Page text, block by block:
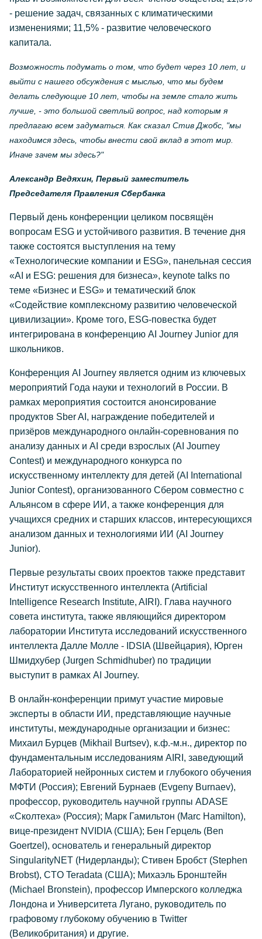
- решение задач, связанных с климатическими
изменениями; 11,5% - развитие человеческого
капитала.
Возможность подумать о том, что будет через 10 лет, и
выйти с нашего обсуждения с мыслью, что мы будем
делать следующие 10 лет, чтобы на земле стало жить
лучше, - это большой светлый вопрос, над которым я
предлагаю всем задуматься. Как сказал Стив Джобс, "мы
находимся здесь, чтобы внести свой вклад в этот мир.
Иначе зачем мы здесь?"
Александр Ведяхин, Первый заместитель
Председателя Правления Сбербанка
Первый день конференции целиком посвящён
вопросам ESG и устойчивого развития. В течение дня
также состоятся выступления на тему
«Технологические компании и ESG», панельная сессия
«AI и ESG: решения для бизнеса», keynote talks по
теме «Бизнес и ESG» и тематический блок
«Содействие комплексному развитию человеческой
цивилизации». Кроме того, ESG-повестка будет
интегрирована в конференцию AI Journey Junior для
школьников.
Конференция AI Journey является одним из ключевых
мероприятий Года науки и технологий в России. В
рамках мероприятия состоится анонсирование
продуктов Sber AI, награждение победителей и
призёров международного онлайн-соревнования по
анализу данных и AI среди взрослых (AI Journey
Contest) и международного конкурса по
искусственному интеллекту для детей (AI International
Junior Contest), организованного Сбером совместно с
Альянсом в сфере ИИ, а также конференция для
учащихся средних и старших классов, интересующихся
анализом данных и технологиями ИИ (AI Journey
Junior).
Первые результаты своих проектов также представит
Институт искусственного интеллекта (Artificial
Intelligence Research Institute, AIRI). Глава научного
совета института, также являющийся директором
лаборатории Института исследований искусственного
интеллекта Далле Молле - IDSIA (Швейцария), Юрген
Шмидхубер (Jurgen Schmidhuber) по традиции
выступит в рамках AI Journey.
В онлайн-конференции примут участие мировые
эксперты в области ИИ, представляющие научные
институты, международные организации и бизнес:
Михаил Бурцев (Mikhail Burtsev), к.ф.-м.н., директор по
фундаментальным исследованиям AIRI, заведующий
Лабораторией нейронных систем и глубокого обучения
МФТИ (Россия); Евгений Бурнаев (Evgeny Burnaev),
профессор, руководитель научной группы ADASE
«Сколтеха» (Россия); Марк Гамильтон (Marc Hamilton),
вице-президент NVIDIA (США); Бен Герцель (Ben
Goertzel), основатель и генеральный директор
SingularityNET (Нидерланды); Стивен Бробст (Stephen
Brobst), CTO Teradata (США); Михаэль Бронштейн
(Michael Bronstein), профессор Имперского колледжа
Лондона и Университета Лугано, руководитель по
графовому глубокому обучению в Twitter
(Великобритания) и другие.